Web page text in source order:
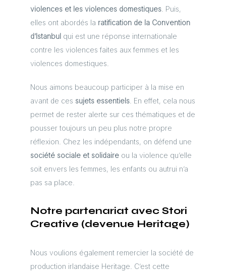
violences et les violences domestiques . Puis,
elles ont abordés la ratification de la Convention
d’Istanbul qui est une réponse internationale
contre les violences faites aux femmes et les
violences domestiques.
Nous aimons beaucoup participer à la mise en
avant de ces sujets essentiels . En effet, cela nous
permet de rester alerte sur ces thématiques et de
pousser toujours un peu plus notre propre
réflexion. Chez les indépendants, on défend une
société sociale et solidaire ou la violence qu’elle
soit envers les femmes, les enfants ou autrui n’a
pas sa place.
Notre partenariat avec Stori
Creative (devenue Heritage)
Nous voulions également remercier la société de
production irlandaise Heritage. C’est cette